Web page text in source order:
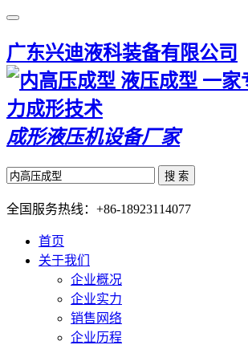
广东兴迪液科装备有限公司
一家
力成形技术
成形液压机设备厂家
搜 索
全国服务热线： +86-18923114077
首页
关于我们
企业概况
企业实力
销售网络
企业历程